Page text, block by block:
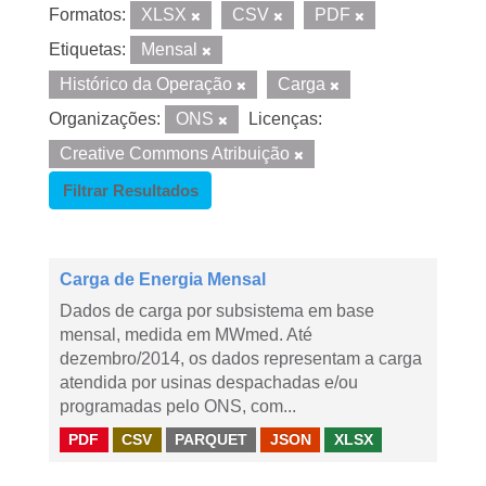
Formatos: XLSX CSV
PDF
Etiquetas:
Mensal
Histórico da Operação
Carga
Organizações:
ONS
Licenças:
Creative Commons Atribuição
Filtrar Resultados
Carga de Energia Mensal
Dados de carga por subsistema em base
mensal, medida em MWmed. Até
dezembro/2014, os dados representam a carga
atendida por usinas despachadas e/ou
programadas pelo ONS, com...
PDF CSV PARQUET JSON XLSX